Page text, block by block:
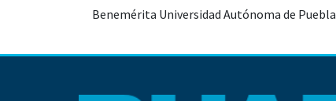
Benemérita Universidad Autónoma de Puebla